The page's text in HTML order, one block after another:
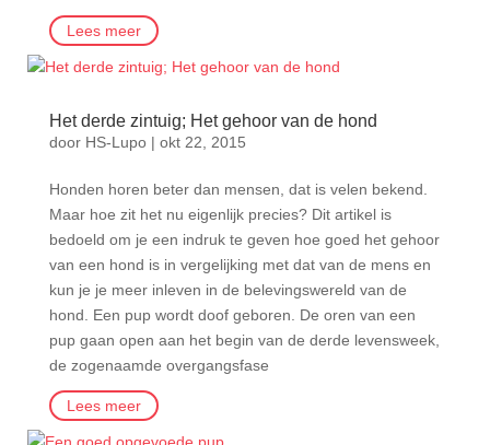
Lees meer
Het derde zintuig; Het gehoor van de hond
door HS-Lupo| okt 22, 2015
Honden horen beter dan mensen, dat is velen bekend.
Maar hoe zit het nu eigenlijk precies? Dit artikel is
bedoeld om je een indruk te geven hoe goed het gehoor
van een hond is in vergelijking met dat van de mens en
kun je je meer inleven in de belevingswereld van de
hond. Een pup wordt doof geboren. De oren van een
pup gaan open aan het begin van de derde levensweek,
de zogenaamde overgangsfase
Lees meer